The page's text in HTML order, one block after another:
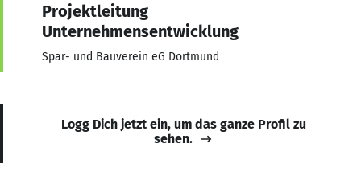
Projektleitung
Unternehmensentwicklung
Spar- und Bauverein eG Dortmund
Logg Dich jetzt ein, um das ganze Profil zu
sehen.